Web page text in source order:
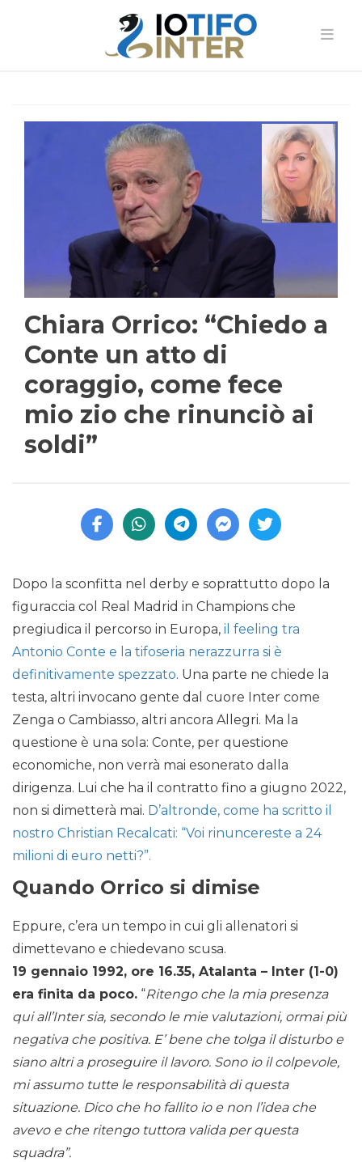
Chiara Orrico: “Chiedo a
Conte un atto di
coraggio, come fece
mio zio che rinunciò ai
soldi”
Dopo la sconfitta nel derby e soprattutto dopo la
figuraccia col Real Madrid in Champions che
pregiudica il percorso in Europa, il feeling tra
Antonio Conte e la tifoseria nerazzurra si è
definitivamente spezzato. Una parte ne chiede la
testa, altri invocano gente dal cuore Inter come
Zenga o Cambiasso, altri ancora Allegri. Ma la
questione è una sola: Conte, per questione
economiche, non verrà mai esonerato dalla
dirigenza. Lui che ha il contratto fino a giugno 2022,
non si dimetterà mai. D’altronde, come ha scritto il
nostro Christian Recalcati: “Voi rinuncereste a 24
milioni di euro netti?”.
Quando Orrico si dimise
Eppure, c’era un tempo in cui gli allenatori si
dimettevano e chiedevano scusa.
19 gennaio 1992, ore 16.35, Atalanta – Inter (1-0)
era finita da poco. “Ritengo che la mia presenza
qui all’Inter sia, secondo le mie valutazioni, ormai più
negativa che positiva. E’ bene che tolga il disturbo e
siano altri a proseguire il lavoro. Sono io il colpevole,
mi assumo tutte le responsabilità di questa
situazione. Dico che ho fallito io e non l’idea che
avevo e che ritengo tuttora valida per questa
squadra”.